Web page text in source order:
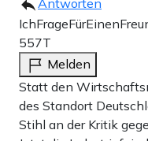
557T
Melden
Statt den
des Standort
Stihl an der Kritik